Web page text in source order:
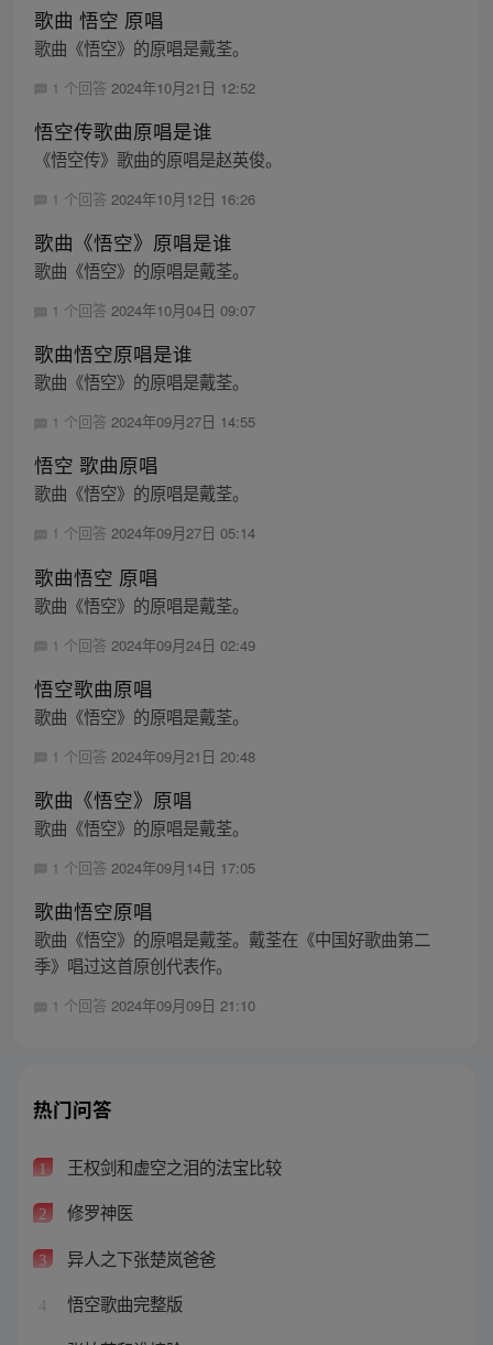
歌曲 悟空 原唱
歌曲《悟空》的原唱是戴荃。
1 个回答 2024年10月21日 12:52
悟空传歌曲原唱是谁
《悟空传》歌曲的原唱是赵英俊。
1 个回答 2024年10月12日 16:26
歌曲《悟空》原唱是谁
歌曲《悟空》的原唱是戴荃。
1 个回答 2024年10月04日 09:07
歌曲悟空原唱是谁
歌曲《悟空》的原唱是戴荃。
1 个回答 2024年09月27日 14:55
悟空 歌曲原唱
歌曲《悟空》的原唱是戴荃。
1 个回答 2024年09月27日 05:14
歌曲悟空 原唱
歌曲《悟空》的原唱是戴荃。
1 个回答 2024年09月24日 02:49
悟空歌曲原唱
歌曲《悟空》的原唱是戴荃。
1 个回答 2024年09月21日 20:48
歌曲《悟空》原唱
歌曲《悟空》的原唱是戴荃。
1 个回答 2024年09月14日 17:05
歌曲悟空原唱
歌曲《悟空》的原唱是戴荃。戴荃在《中国好歌曲第二
季》唱过这首原创代表作。
1 个回答 2024年09月09日 21:10
热门问答
1 王权剑和虚空之泪的法宝比较
2 修罗神医
3 异人之下张楚岚爸爸
4 悟空歌曲完整版